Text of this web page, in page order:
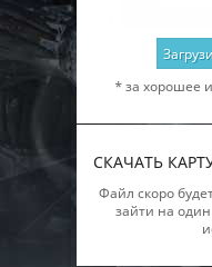
* за хорошее
СКАЧАТЬ КАРТУ
Файл скоро
зайти на один